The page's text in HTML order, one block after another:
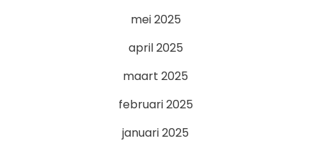
mei 2025
april 2025
maart 2025
februari 2025
januari 2025